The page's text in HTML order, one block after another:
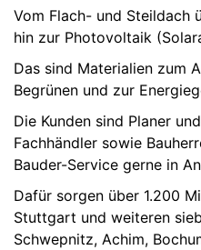
Vom Flach- und Steildach
hin zur Photovoltaik
Das sind Materialien zum
Begrünen und zur
Die Kunden sind Planer
Fachhändler sowie
Bauder-Service gerne in
Dafür sorgen über 1.200
Stuttgart und weiteren
Schwepnitz, Achim,